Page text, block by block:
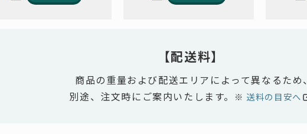
【配送料】
商品の重量および配送エリアによって異なるため、
別途、注文時にご案内いたします。
※ 送料の目安へ